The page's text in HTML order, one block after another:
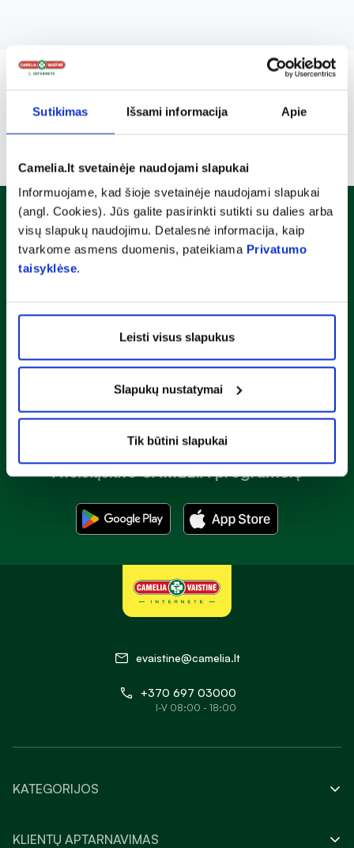
Sutikimas Išsami informacija Apie
Camelia.lt svetainėje naudojami slapukai
Informuojame, kad šioje svetainėje naudojami slapukai
(angl. Cookies). Jūs galite pasirinkti sutikti su dalies arba
visų slapukų naudojimu. Detalesnė informacija, kaip
tvarkome asmens duomenis, pateikiama Privatumo
taisyklėse.
Leisti visus slapukus
Slapukų nustatymai
Tik būtini slapukai
Atsisiųskite CAMELIA programėlę
Naujienlaiškis
Sužinok apie nuolaidas ir specialius pasiūlymus!
Susipažinau ir sutinku suprivatumo taisyklėmis
evaistine@camelia.lt
+370 697 03000
I-V 08:00 - 18:00
KATEGORIJOS
KLIENTŲ APTARNAVIMAS